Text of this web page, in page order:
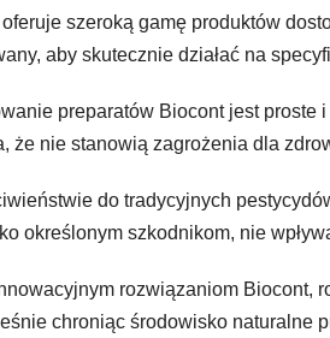
szeroką gamę produktów
aby skutecznie działać na
preparatów Biocont jest proste
że nie stanowią zagrożenia dla
do tradycyjnych
określonym szkodnikom, nie
rozwiązaniom Biocont,
chroniąc środowisko naturalne